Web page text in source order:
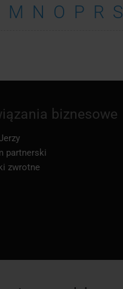
M N O P R S
biznesowe
partnerski
zwrotne